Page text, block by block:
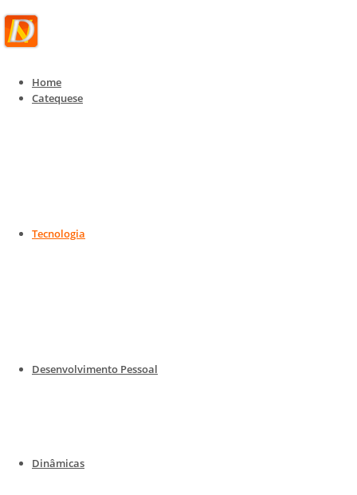
Home
Catequese
Tecnologia
Desenvolvimento Pessoal
Dinâmicas
Tecnologia